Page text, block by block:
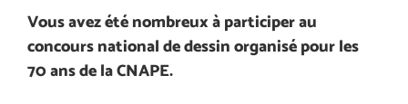
Vous avez été nombreux à participer au
concours national de dessin organisé pour les
70 ans de la CNAPE.